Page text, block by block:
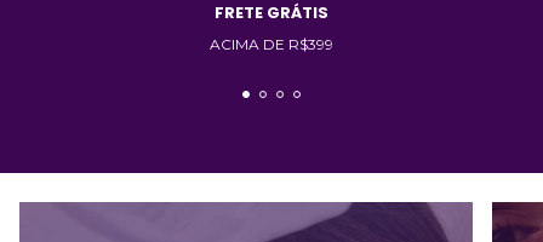
FRETE GRÁTIS
ACIMA DE R$399